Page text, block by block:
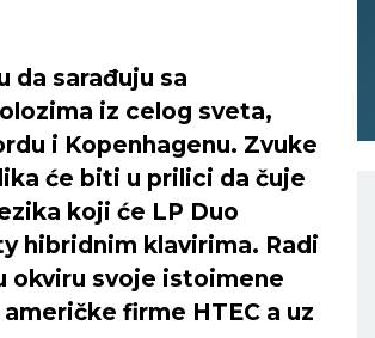
da sarađuju sa
iz celog sveta,
i Kopenhagenu. Zvuke
će biti u prilici da čuje
koji će LP Duo
hibridnim klavirima. Radi
okviru svoje istoimene
firme HTEC a uz
Beograd